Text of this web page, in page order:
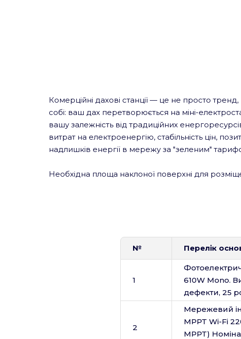
Комерційні дахові станції — це не просто
собі: ваш дах перетворюється на міні-
вашу залежність від традиційних
витрат на електроенергію, стабільність цін,
надлишків енергії в мережу за "зеленим"
Необхідна площа наклоної поверхні для
№ Перелік
1
610W Mono.
дефекти, 25
2
Мережевий
MPPT Wi-Fi
MPPT)